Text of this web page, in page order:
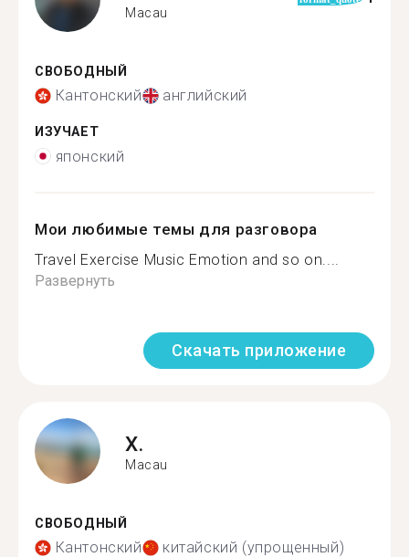
Macau
СВОБОДНЫЙ
Кантонский английский
ИЗУЧАЕТ
японский
Мои любимые темы для разговора
Travel Exercise Music Emotion and so on....
Развернуть
Скачать приложение
X.
Macau
СВОБОДНЫЙ
Кантонский китайский (упрощенный)